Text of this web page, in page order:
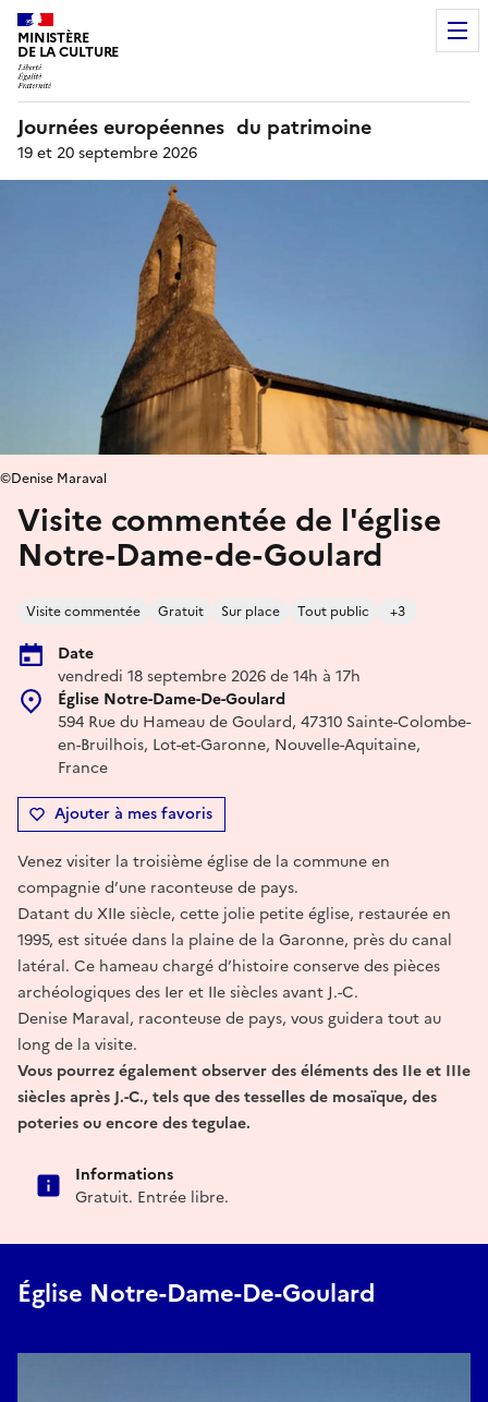
MINISTÈRE
DE LA CULTURE
Journées européennes du patrimoine
19 et 20 septembre 2026
Visite commentée de l'église
Notre-Dame-de-Goulard
Visite commentée Gratuit Sur place Tout public +3
Date
vendredi 18 septembre 2026 de 14h à 17h
Église Notre-Dame-De-Goulard
594 Rue du Hameau de Goulard, 47310 Sainte-Colombe-
en-Bruilhois, Lot-et-Garonne, Nouvelle-Aquitaine,
France
Ajouter à mes favoris
©Denise Maraval
Venez visiter la troisième église de la commune en
compagnie d’une raconteuse de pays.
Datant du XIIe siècle, cette jolie petite église, restaurée en
1995, est située dans la plaine de la Garonne, près du canal
latéral. Ce hameau chargé d’histoire conserve des pièces
archéologiques des Ier et IIe siècles avant J.-C.
Denise Maraval, raconteuse de pays, vous guidera tout au
long de la visite.
Vous pourrez également observer des éléments des IIe et IIIe
siècles après J.-C., tels que des tesselles de mosaïque, des
poteries ou encore des tegulae.
Informations
Gratuit. Entrée libre.
Église Notre-Dame-De-Goulard